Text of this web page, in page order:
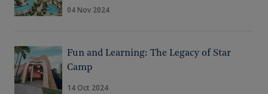
04 Nov 2024
Fun and Learning: The Legacy of Star
Camp
14 Oct 2024